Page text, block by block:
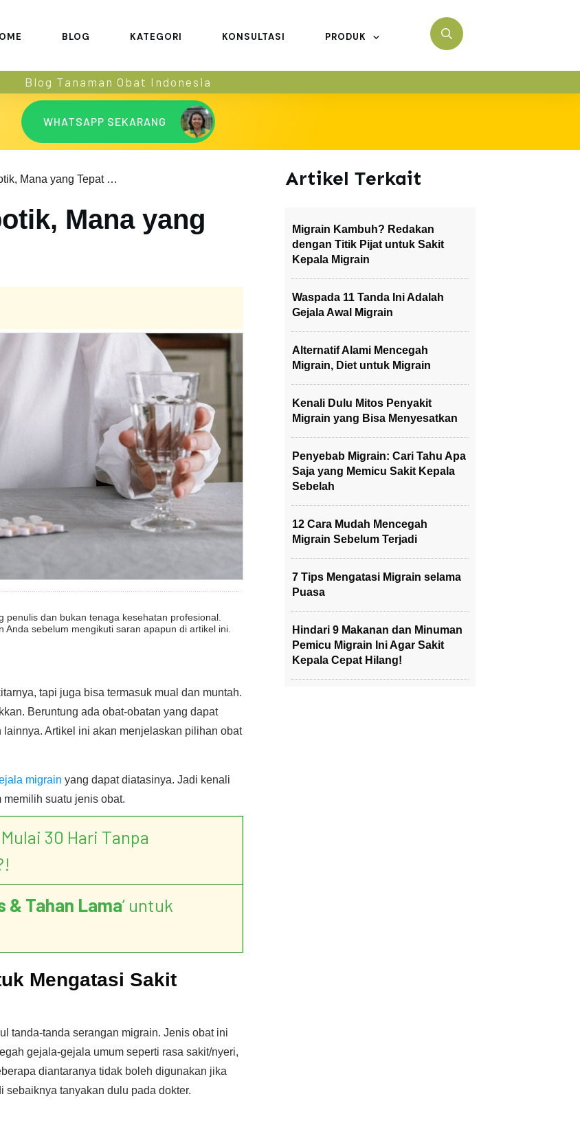
BLOG KATEGORI KONSULTASI PRODUK
Blog Tanaman Obat Indonesia
WHATSAPP SEKARANG
Obat Migrain di Apotik, Mana yang Tepat Buat Anda?
Mana yang
dan bukan tenaga kesehatan profesional.
sebelum mengikuti saran apapun di artikel ini.
tapi juga bisa termasuk mual dan muntah.
Beruntung ada obat-obatan yang dapat
Artikel ini akan menjelaskan pilihan obat
migrain yang dapat diatasinya. Jadi kenali
suatu jenis obat.
Mulai 30 Hari Tanpa
& Tahan Lama’ untuk
Mengatasi Sakit
tanda-tanda serangan migrain. Jenis obat ini
gejala-gejala umum seperti rasa sakit/nyeri,
diantaranya tidak boleh digunakan jika
tanyakan dulu pada dokter.
Artikel Terkait
Migrain Kambuh? Redakan
dengan Titik Pijat untuk Sakit
Kepala Migrain
Waspada 11 Tanda Ini Adalah
Gejala Awal Migrain
Alternatif Alami Mencegah
Migrain, Diet untuk Migrain
Kenali Dulu Mitos Penyakit
Migrain yang Bisa Menyesatkan
Penyebab Migrain: Cari Tahu Apa
Saja yang Memicu Sakit Kepala
Sebelah
12 Cara Mudah Mencegah
Migrain Sebelum Terjadi
7 Tips Mengatasi Migrain selama
Puasa
Hindari 9 Makanan dan Minuman
Pemicu Migrain Ini Agar Sakit
Kepala Cepat Hilang!